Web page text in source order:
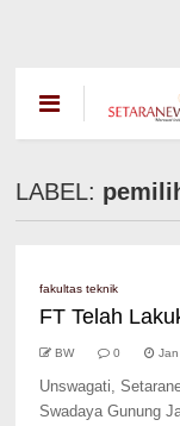
LABEL:
fakultas teknik
FT Telah
BW 0
Unswagati,
Swadaya Gunung